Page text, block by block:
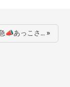
📣あっこさ… »